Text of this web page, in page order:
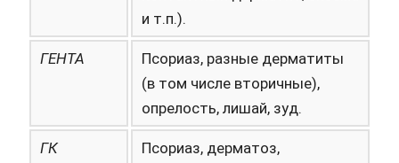
и т.п.).
ГЕНТА
Псориаз, разные дерматиты
(в том числе вторичные),
опрелость, лишай, зуд.
ГК
Псориаз, дерматоз,